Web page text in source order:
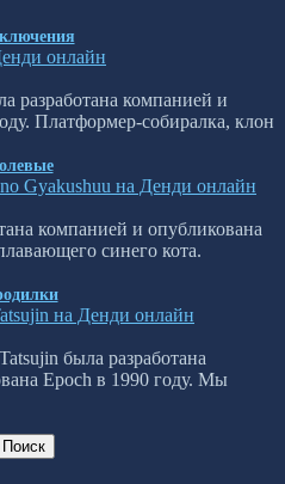
онлайн
разработана компанией и
Платформер-собиралка, клон
Gyakushuu на Денди онлайн
компанией и опубликована
синего кота.
на Денди онлайн
была разработана
Epoch в 1990 году. Мы
Поиск